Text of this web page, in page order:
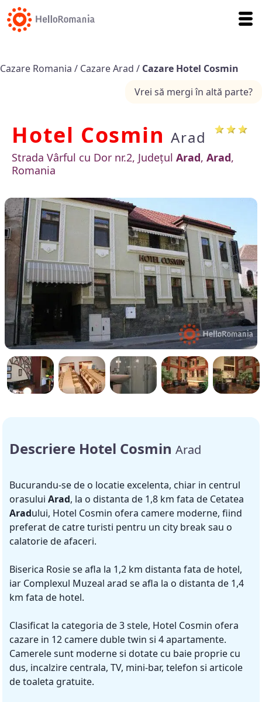
Cazare Romania / Cazare Arad / Cazare Hotel Cosmin
Vrei să mergi în altă parte?
Hotel CosminArad
Strada Vârful cu Dor nr.2, Județul Arad, Arad,
Romania
Descriere Hotel Cosmin Arad
Bucurandu-se de o locatie excelenta, chiar in centrul
orasului Arad, la o distanta de 1,8 km fata de Cetatea
Aradului, Hotel Cosmin ofera camere moderne, fiind
preferat de catre turisti pentru un city break sau o
calatorie de afaceri.
Biserica Rosie se afla la 1,2 km distanta fata de hotel,
iar Complexul Muzeal arad se afla la o distanta de 1,4
km fata de hotel.
Clasificat la categoria de 3 stele, Hotel Cosmin ofera
cazare in 12 camere duble twin si 4 apartamente.
Camerele sunt moderne si dotate cu baie proprie cu
dus, incalzire centrala, TV, mini-bar, telefon si articole
de toaleta gratuite.